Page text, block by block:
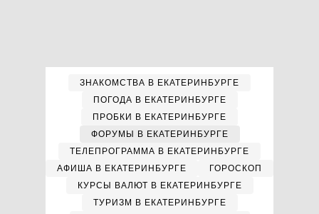
ЗНАКОМСТВА В ЕКАТЕРИНБУРГЕ
ПОГОДА В ЕКАТЕРИНБУРГЕ
ПРОБКИ В ЕКАТЕРИНБУРГЕ
ФОРУМЫ В ЕКАТЕРИНБУРГЕ
ТЕЛЕПРОГРАММА В ЕКАТЕРИНБУРГЕ
АФИША В ЕКАТЕРИНБУРГЕ
ГОРОСКОП
КУРСЫ ВАЛЮТ В ЕКАТЕРИНБУРГЕ
ТУРИЗМ В ЕКАТЕРИНБУРГЕ